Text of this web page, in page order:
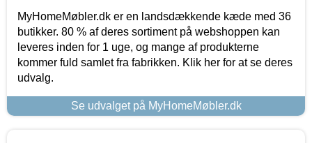
MyHomeMøbler.dk er en landsdækkende kæde med 36
butikker. 80 % af deres sortiment på webshoppen kan
leveres inden for 1 uge, og mange af produkterne
kommer fuld samlet fra fabrikken. Klik her for at se deres
udvalg.
Se udvalget på MyHomeMøbler.dk